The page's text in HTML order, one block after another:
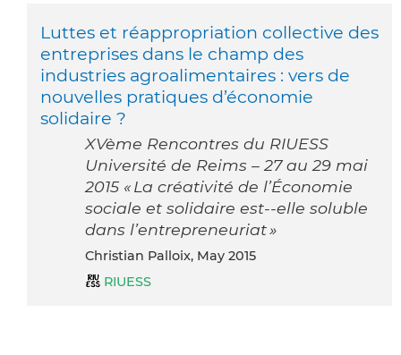
Luttes et réappropriation collective des
entreprises dans le champ des
industries agroalimentaires : vers de
nouvelles pratiques d’économie
solidaire ?
XVème Rencontres du RIUESS
Université de Reims – 27 au 29 mai
2015 « La créativité de l’Économie
sociale et solidaire est-­‐elle soluble
dans l’entrepreneuriat »
Christian Palloix, May 2015
RIUESS